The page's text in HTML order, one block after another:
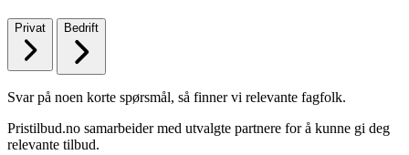
Privat Bedrift
Svar på noen korte spørsmål, så finner vi relevante fagfolk.
Pristilbud.no samarbeider med utvalgte partnere for å kunne gi deg
relevante tilbud.